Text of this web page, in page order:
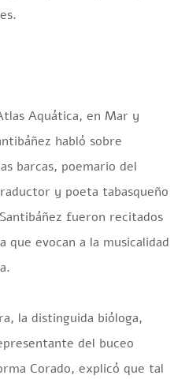
Aquática, en Mar y
habló sobre
barcas, poemario del
y poeta tabasqueño
fueron recitados
que evocan a la musicalidad
la distinguida bióloga,
del buceo
Corado, explicó que tal